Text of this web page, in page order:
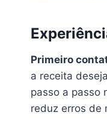
Primeiro
a receita
passo a passo
reduz erros de